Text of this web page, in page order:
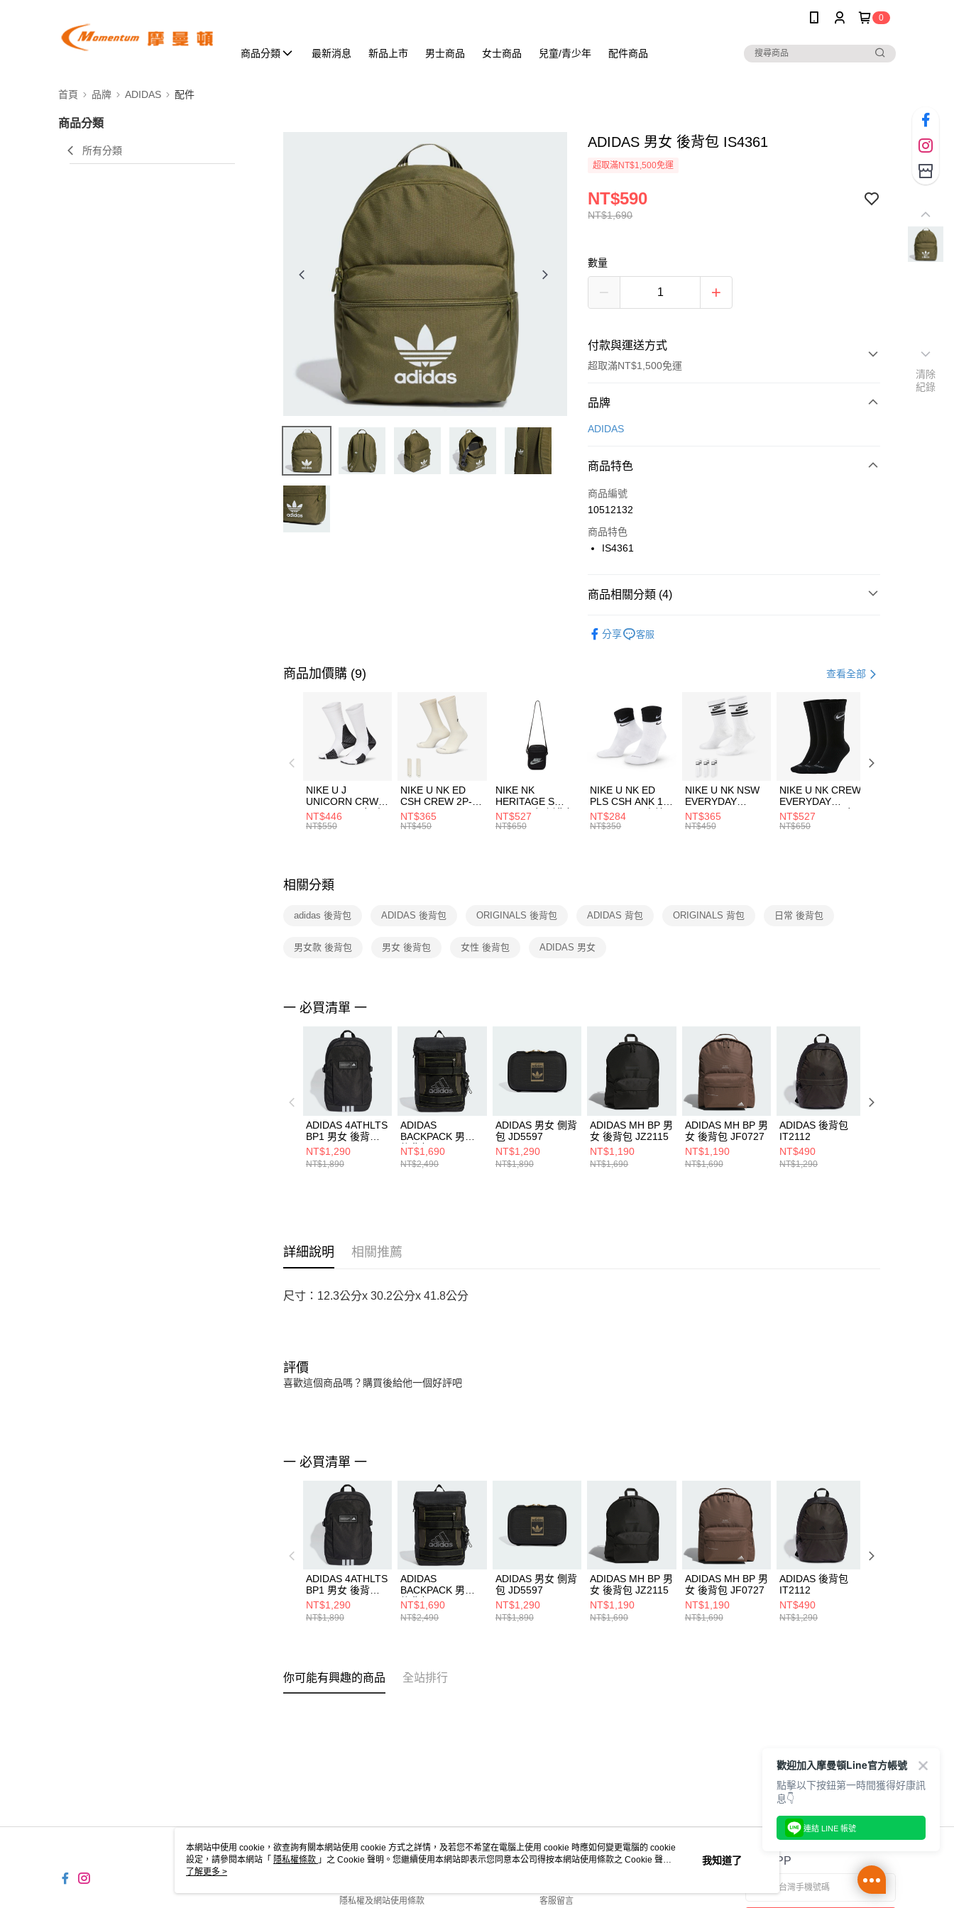
0
商品分類 最新消息 新品上市 男士商品 女士商品 兒童/青少年 配件商品
首頁 品牌 ADIDAS 配件
商品分類
所有分類
ADIDAS 男女 後背包 IS4361
超取滿NT$1,500免運
NT$1,690
NT$590
數量
付款與運送方式
超取滿NT$1,500免運
付款方式
信用卡一次付款
合作金庫商業銀行
華南商業銀行
上海商業儲蓄銀行
國泰世華商業銀行
聯邦商業銀行
台新國際商業銀行
LINE Pay
Apple Pay
【關於「AFTEE先享後付」】
３．安心：先確認商品／服務後，再付款。
【「AFTEE先享後付」結帳流程】
１．於結帳方式選擇「AFTEE先享後付」後，將跳轉至「AFTEE先享後
付」結帳頁面，進行簡訊認證並確認金額後，即可完成結帳。
２．訂單成立數日內，您將收到繳費通知簡訊。
３．收到繳費通知簡訊後14天內，點擊此簡訊中的連結，可透過四大超商
／ATM／網路銀行／等多元方式進行付款，方視為交易完成。
※ 請注意：結帳手續完成當下不需立刻繳費，但若您需要取消訂單，請聯
絡購買商品的店家。未經商家同意取消之訂單仍視為有效，需透過AFTEE
先享後付繳納相關費用。
交易，需依本服務之必要範圍內提供個人資料，並將交易相關給付款項請
２．關於個人資料處理事宜，請瀏覽以下網址：
結果請求用戶進行身份認證。
５．嚴禁一人註冊多個帳號或使用他人資訊註冊。若發現惡意使用之情
形，恩沛科技股份有限公司將有權停止該用戶之使用額度並採取法律行
動。
每筆NT$100，滿NT$1,500(含以上)免運費
每筆NT$100，滿NT$1,500(含以上)免運費
付款後門市自取
每筆NT$100，滿NT$1,500(含以上)免運費
品牌
ADIDAS
商品特色
商品編號
10512132
商品特色
IS4361
商品相關分類 (4)
分享 客服
商品加價購 (9) 查看全部
NIKE U J
UNICORN CRW
1PR -160 男女 中
統襪 FZ3393100
NT$446
NT$550
NIKE U NK ED
CSH CREW 2P-
144 EMBRDY 男
女 短統襪
NT$365
NT$450
NIKE NK
HERITAGE S
SMIT 男女 側背包
BA5871010
NT$527
NT$650
NIKE U NK ED
PLS CSH ANK 1P
144 DBL 男 中統
襪 DH4058104
NT$284
NT$350
NIKE U NK NSW
EVERYDAY
ESSENTIAL CR
男女 短統襪
NT$365
NT$450
NIKE U NK CREW
EVERYDAY
BBALL 3PR 男女
長統襪
NT$527
NT$650
相關分類
adidas 後背包 ADIDAS 後背包 ORIGINALS 後背包 ADIDAS 背包 ORIGINALS 背包 日常 後背包
男女款 後背包 男女 後背包 女性 後背包 ADIDAS 男女
一 必買清單 一
ADIDAS 4ATHLTS
BP1 男女 後背包
JL6155
NT$1,290
NT$1,890
ADIDAS
BACKPACK 男女
後背包 JD5599
NT$1,690
NT$2,490
ADIDAS 男女 側背
包 JD5597
NT$1,290
NT$1,890
ADIDAS MH BP 男
女 後背包 JZ2115
NT$1,190
NT$1,690
ADIDAS MH BP 男
女 後背包 JF0727
NT$1,190
NT$1,690
ADIDAS 後背包
IT2112
NT$490
NT$1,290
詳細說明 相關推薦
尺寸：12.3公分x 30.2公分x 41.8公分
評價
喜歡這個商品嗎？購買後給他一個好評吧
一 必買清單 一
ADIDAS 4ATHLTS
BP1 男女 後背包
JL6155
NT$1,290
NT$1,890
ADIDAS
BACKPACK 男女
後背包 JD5599
NT$1,690
NT$2,490
ADIDAS 男女 側背
包 JD5597
NT$1,290
NT$1,890
ADIDAS MH BP 男
女 後背包 JZ2115
NT$1,190
NT$1,690
ADIDAS MH BP 男
女 後背包 JF0727
NT$1,190
NT$1,690
ADIDAS 後背包
IT2112
NT$490
NT$1,290
你可能有興趣的商品 全站排行
關於我們
隱私權及網站使用條款
客服資訊
客服留言
官方APP
清除
紀錄
本網站中使用 cookie，欲查詢有關本網站使用 cookie 方式之詳情，及若您不希望在電腦上使用 cookie 時應如何變更電腦的 cookie
設定，請參閱本網站「 隱私權條款 」之 Cookie 聲明。您繼續使用本網站即表示您同意本公司得按本網站使用條款之 Cookie 聲明
使用 cookie。
了解更多 >
我知道了
歡迎加入摩曼頓Line官方帳號
點擊以下按鈕第一時間獲得好康訊
息👇
連結 LINE 帳號